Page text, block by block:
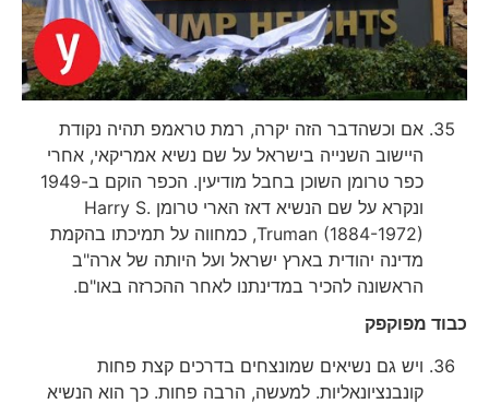
אם וכשהדבר הזה יקרה, רמת טראמפ תהיה נקודת
היישוב השנייה בישראל על שם נשיא אמריקאי, אחרי
כפר טרומן השוכן בחבל מודיעין. הכפר הוקם ב-1949
ונקרא על שם הנשיא דאז הארי טרומן Harry S.
Truman (1884-1972), כמחווה על תמיכתו בהקמת
מדינה יהודית בארץ ישראל ועל היותה של ארה"ב
הראשונה להכיר במדינתנו לאחר ההכרזה באו"ם.
כבוד מפוקפק
ויש גם נשיאים שמונצחים בדרכים קצת פחות
קונבנציונאליות. למעשה, הרבה פחות. כך הוא הנשיא